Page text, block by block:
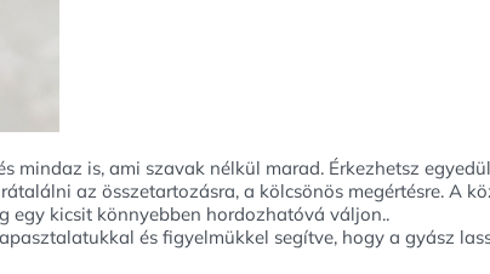
is, ami szavak nélkül marad. Érkezhetsz
az összetartozásra, a kölcsönös megértésre. A
egy kicsit könnyebben hordozhatóvá váljon..
és figyelmükkel segítve, hogy a gyász